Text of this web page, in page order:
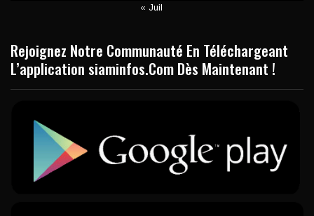
« Juil
Rejoignez Notre Communauté En Téléchargeant
L’application siaminfos.Com Dès Maintenant !